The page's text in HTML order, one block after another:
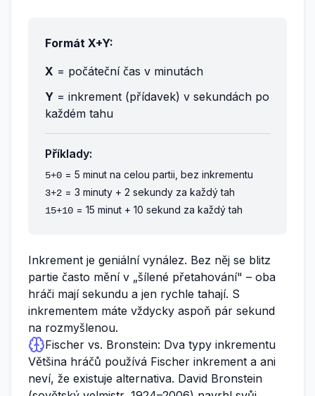
Formát X+Y:
X = počáteční čas v minutách
Y = inkrement (přídavek) v sekundách po
každém tahu
Příklady:
5+0 = 5 minut na celou partii, bez inkrementu
3+2 = 3 minuty + 2 sekundy za každý tah
15+10 = 15 minut + 10 sekund za každý tah
Inkrement je geniální vynález. Bez něj se blitz
partie často mění v „šílené přetahování" – oba
hráči mají sekundu a jen rychle tahají. S
inkrementem máte vždycky aspoň pár sekund
na rozmyšlenou.
Fischer vs. Bronstein: Dva typy inkrementu
Většina hráčů používá Fischer inkrement a ani
neví, že existuje alternativa. David Bronstein